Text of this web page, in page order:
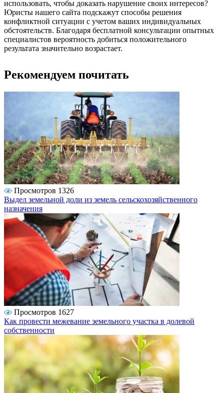
использовать, чтобы доказать нарушение своих интересов?
Юристы нашего сайта подскажут способы решения
конфликтной ситуации с учетом ваших индивидуальных
обстоятельств. Благодаря бесплатной консультации опытных
специалистов вероятность добиться положительного
результата значительно возрастает.
Рекомендуем почитать
Просмотров 1326
Выдел земельной доли из земель сельскохозяйственного
назначения
Просмотров 1627
Как провести межевание земельного участка в долевой
собственности